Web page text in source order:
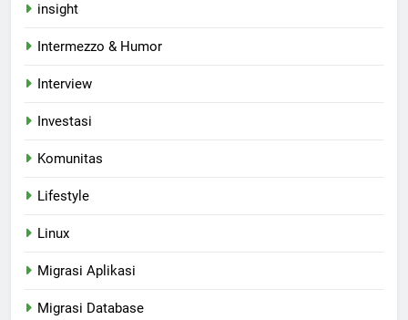
insight
Intermezzo & Humor
Interview
Investasi
Komunitas
Lifestyle
Linux
Migrasi Aplikasi
Migrasi Database